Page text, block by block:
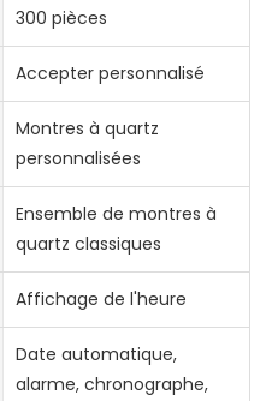
300 pièces
Accepter personnalisé
Montres à quartz
personnalisées
Ensemble de montres à
quartz classiques
Affichage de l'heure
Date automatique,
alarme, chronographe,